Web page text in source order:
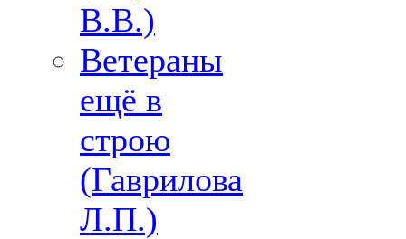
В.В.)
Ветераны
ещё в
строю
(Гаврилова
Л.П.)